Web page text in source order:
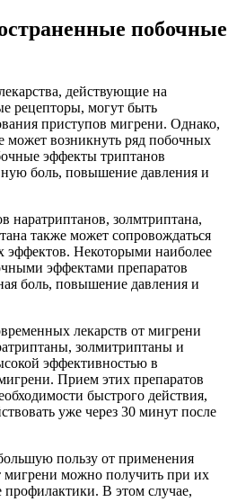
побочные
действующие на
рецепторы, могут быть
приступов мигрени. Однако,
возникнуть ряд побочных
эффекты триптанов
боль, повышение давления и
наратриптанов, золмтриптана,
также может сопровождаться
эффектов. Некоторыми наиболее
эффектами препаратов
боль, повышение давления и
лекарств от мигрени
золмитриптаны и
эффективностью в
Прием этих препаратов
быстрого действия,
уже через 30 минут после
пользу от применения
мигрени можно получить при их
профилактики. В этом случае,